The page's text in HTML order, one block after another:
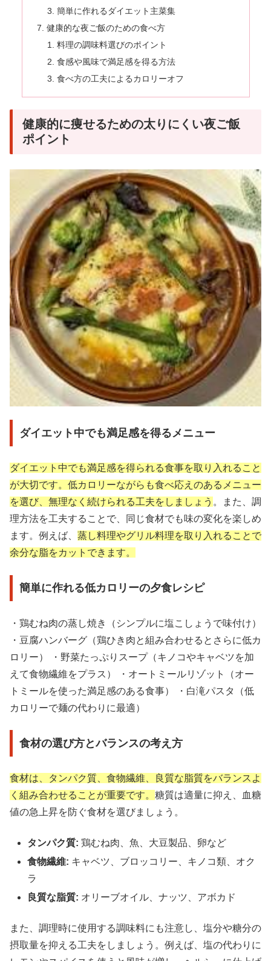
簡単に作れるダイエット主菜集
健康的な夜ご飯のための食べ方
料理の調味料選びのポイント
食感や風味で満足感を得る方法
食べ方の工夫によるカロリーオフ
健康的に痩せるための太りにくい夜ご飯
ポイント
ダイエット中でも満足感を得るメニュー
ダイエット中でも満足感を得られる食事を取り入れること
が大切です。低カロリーながらも食べ応えのあるメニュー
を選び、無理なく続けられる工夫をしましょう 。また、調
理方法を工夫することで、同じ食材でも味の変化を楽しめ
ます。例えば、 蒸し料理やグリル料理を取り入れることで
余分な脂をカットできます。
簡単に作れる低カロリーの夕食レシピ
・鶏むね肉の蒸し焼き（シンプルに塩こしょうで味付け）
・豆腐ハンバーグ（鶏ひき肉と組み合わせるとさらに低カ
ロリー） ・野菜たっぷりスープ（キノコやキャベツを加
えて食物繊維をプラス） ・オートミールリゾット（オー
トミールを使った満足感のある食事） ・白滝パスタ（低
カロリーで麺の代わりに最適）
食材の選び方とバランスの考え方
食材は、タンパク質、食物繊維、良質な脂質をバランスよ
く組み合わせることが重要です。 糖質は適量に抑え、血糖
値の急上昇を防ぐ食材を選びましょう。
タンパク質: 鶏むね肉、魚、大豆製品、卵など
食物繊維: キャベツ、ブロッコリー、キノコ類、オク
ラ
良質な脂質: オリーブオイル、ナッツ、アボカド
また、調理時に使用する調味料にも注意し、塩分や糖分の
摂取量を抑える工夫をしましょう。例えば、塩の代わりに